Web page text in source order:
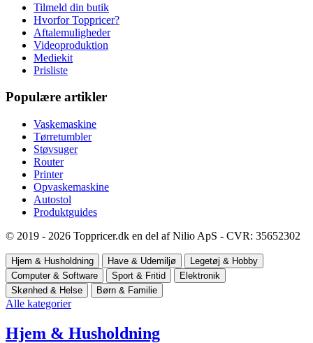
Tilmeld din butik
Hvorfor Toppricer?
Aftalemuligheder
Videoproduktion
Mediekit
Prisliste
Populære artikler
Vaskemaskine
Tørretumbler
Støvsuger
Router
Printer
Opvaskemaskine
Autostol
Produktguides
© 2019 - 2026 Toppricer.dk en del af Nilio ApS - CVR: 35652302
Hjem & Husholdning Have & Udemiljø
Legetøj & Hobby
Computer & Software
Sport & Fritid
Elektronik
Skønhed & Helse
Børn & Familie
Alle kategorier
Hjem & Husholdning